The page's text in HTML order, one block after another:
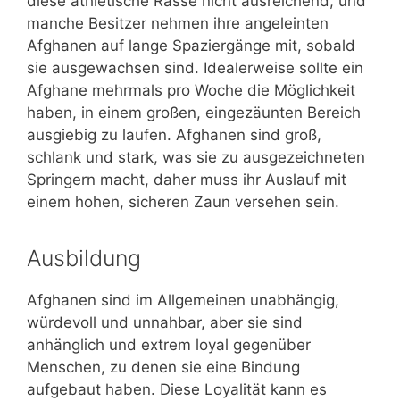
manche Besitzer nehmen ihre angeleinten
Afghanen auf lange Spaziergänge mit, sobald
sie ausgewachsen sind. Idealerweise sollte ein
Afghane mehrmals pro Woche die Möglichkeit
haben, in einem großen, eingezäunten Bereich
ausgiebig zu laufen. Afghanen sind groß,
schlank und stark, was sie zu ausgezeichneten
Springern macht, daher muss ihr Auslauf mit
einem hohen, sicheren Zaun versehen sein.
Ausbildung
Afghanen sind im Allgemeinen unabhängig,
würdevoll und unnahbar, aber sie sind
anhänglich und extrem loyal gegenüber
Menschen, zu denen sie eine Bindung
aufgebaut haben. Diese Loyalität kann es